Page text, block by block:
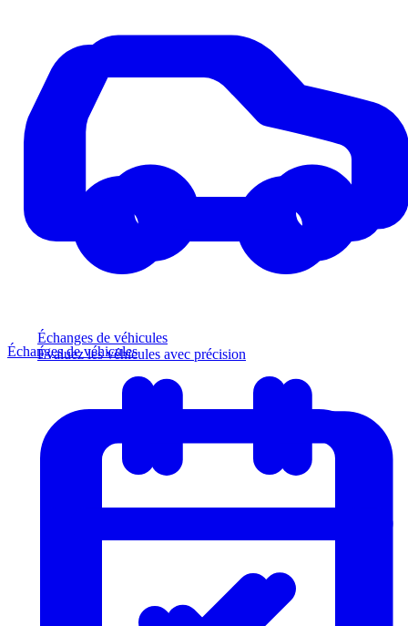
Échanges de véhicules
Évaluez les véhicules avec précision
Échanges de véhicules